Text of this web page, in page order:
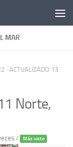
MAR
· ACTUALIZADO 13
Norte,
/ Más visto